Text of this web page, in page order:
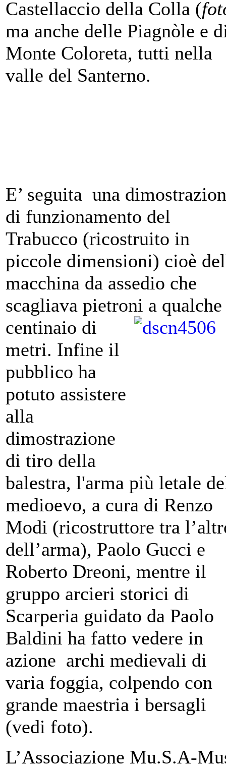
Castellaccio della Colla (
ma anche delle Piagnòle e
Monte Coloreta, tutti nella
valle del Santerno.
E’ seguita una
di funzionamento del
Trabucco (ricostruito in
piccole dimensioni) cioè
macchina da assedio che
scagliava pietroni a qualche
centinaio di
metri. Infine il
pubblico ha
potuto assistere
alla
dimostrazione
di tiro della
balestra, l'arma più letale
medioevo, a cura di Renzo
Modi (ricostruttore tra
dell’arma), Paolo Gucci e
Roberto Dreoni, mentre il
gruppo arcieri storici di
Scarperia guidato da Paolo
Baldini ha fatto vedere in
azione archi medievali di
varia foggia, colpendo con
grande maestria i bersagli
(vedi foto).
L’Associazione Mu.S.A-